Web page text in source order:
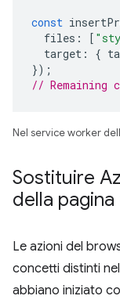
const
files : [
target : {
});
// Remaining
Nel service worker
Sostituire
della
Le azioni del
concetti distinti
abbiano iniziato